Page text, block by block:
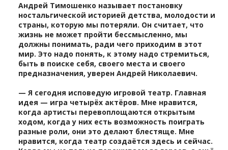
Андрей Тимошенко называет постановку
ностальгической историей детства, молодости и
страны, которую мы потеряли. Он считает, что
жизнь не может пройти бессмысленно, мы
должны понимать, ради чего приходим в этот
мир. Это надо понять, к этому надо стремиться,
быть в поиске себя, своего места и своего
предназначения, уверен Андрей Николаевич.
— Я сегодня исповедую игровой театр. Главная
идея — игра четырёх актёров. Мне нравится,
когда артисты перевоплощаются открытым
ходом, когда у них есть возможность поиграть
разные роли, они это делают блестяще. Мне
нравится, когда театр создаётся здесь и сейчас.